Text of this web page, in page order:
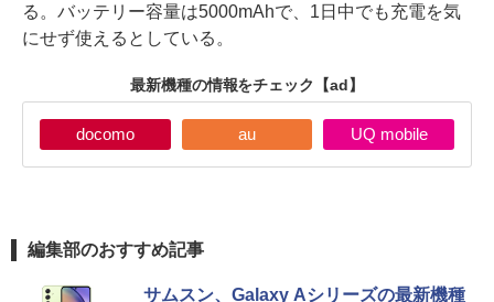
る。バッテリー容量は5000mAhで、1日中でも充電を気
にせず使えるとしている。
最新機種の情報をチェック 【ad】
docomo au UQ mobile
編集部のおすすめ記事
サムスン、Galaxy Aシリーズの最新機種